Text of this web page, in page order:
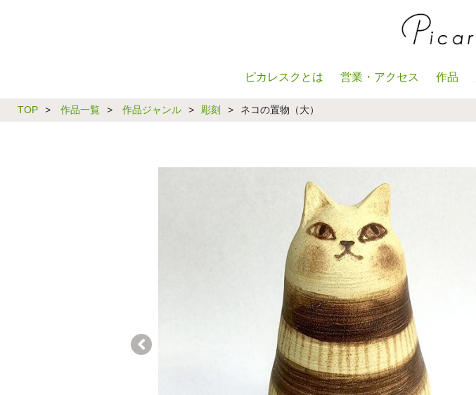
ピカレスクとは 営業・アクセス 作品
TOP > 作品一覧 > 作品ジャンル > 彫刻 > ネコの置物（大）